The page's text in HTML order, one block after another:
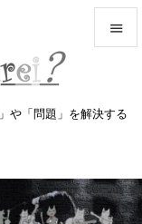
や「問題」を解決する



次へ